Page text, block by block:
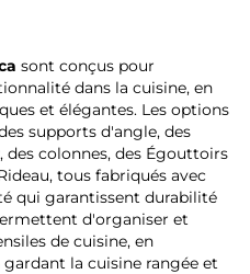
sont conçus pour
dans la cuisine, en
et élégantes. Les options
supports d'angle, des
des colonnes, des Égouttoirs
tous fabriqués avec
qui garantissent durabilité
d'organiser et
de cuisine, en
la cuisine rangée et